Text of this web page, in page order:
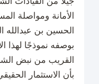
الأمانة ومواصلة
الحسين بن عبدالله
بوصفه نموذجًا لهذا
القريب من نبض
بأن الاستثمار